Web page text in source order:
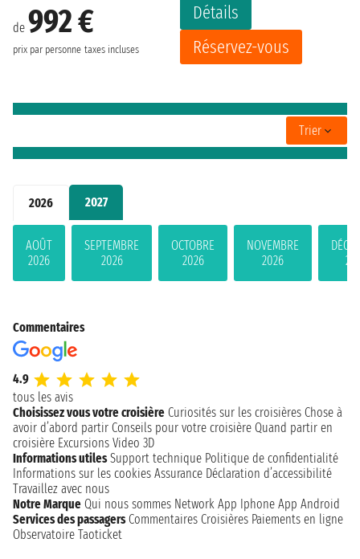
2026 2027
AOÛT
2026
SEPTEMBRE
2026
OCTOBRE
2026
NOVEMBRE
2026
de 992 €
prix par personne taxes incluses
Détails
Réservez-vous
Trier
Commentaires
4.9
tous les avis
Choisissez vous votre croisière Curiosités sur les croisières Chose à
avoir d’abord partir Conseils pour votre croisière Quand partir en
croisière Excursions Video 3D
Informations utiles Support technique Politique de confidentialité
Informations sur les cookies Assurance Déclaration d’accessibilité
Travaillez avec nous
Notre Marque Qui nous sommes Network App Iphone App Android
Services des passagers Commentaires Croisières Paiements en ligne
Observatoire Taoticket